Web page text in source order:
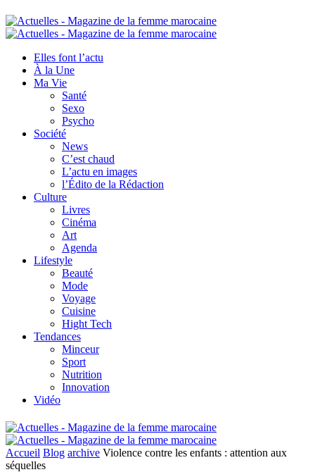
Elles font l’actu
À la Une
Ma Vie
Santé
Sexo
Psycho
Société
News
C’est chaud
L’actu en images
l’Édito de la Rédaction
Culture
Livres
Cinéma
Art
Agenda
Lifestyle
Beauté
Mode
Voyage
Cuisine
Hight Tech
Tendances
Minceur
Sport
Nutrition
Innovation
Vidéo
Accueil Blog archive Violence contre les enfants : attention aux
séquelles